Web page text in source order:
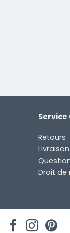
Service
Retours
Livraison
Droit